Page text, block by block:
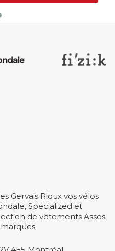
Gervais Rioux vos vélos
Specialized et
de vêtements Assos